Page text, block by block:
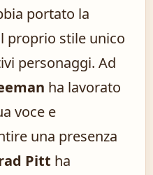
portato la
proprio stile unico
personaggi. Ad
ha lavorato
voce e
una presenza
Pitt ha